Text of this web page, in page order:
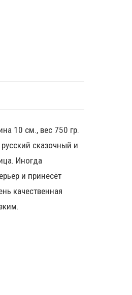
10 см., вес 750 гр.
сказочный и
Иногда
и принесёт
качественная